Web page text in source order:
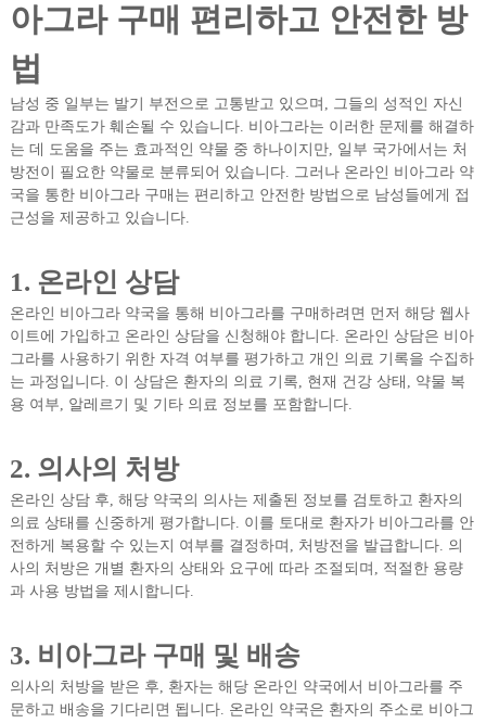
아그라 구매 편리하고 안전한 방
법
남성 중 일부는 발기 부전으로 고통받고 있으며, 그들의 성적인 자신
감과 만족도가 훼손될 수 있습니다. 비아그라는 이러한 문제를 해결하
는 데 도움을 주는 효과적인 약물 중 하나이지만, 일부 국가에서는 처
방전이 필요한 약물로 분류되어 있습니다. 그러나 온라인 비아그라 약
국을 통한 비아그라 구매는 편리하고 안전한 방법으로 남성들에게 접
근성을 제공하고 있습니다.
1. 온라인 상담
온라인 비아그라 약국을 통해 비아그라를 구매하려면 먼저 해당 웹사
이트에 가입하고 온라인 상담을 신청해야 합니다. 온라인 상담은 비아
그라를 사용하기 위한 자격 여부를 평가하고 개인 의료 기록을 수집하
는 과정입니다. 이 상담은 환자의 의료 기록, 현재 건강 상태, 약물 복
용 여부, 알레르기 및 기타 의료 정보를 포함합니다.
2. 의사의 처방
온라인 상담 후, 해당 약국의 의사는 제출된 정보를 검토하고 환자의
의료 상태를 신중하게 평가합니다. 이를 토대로 환자가 비아그라를 안
전하게 복용할 수 있는지 여부를 결정하며, 처방전을 발급합니다. 의
사의 처방은 개별 환자의 상태와 요구에 따라 조절되며, 적절한 용량
과 사용 방법을 제시합니다.
3. 비아그라 구매 및 배송
의사의 처방을 받은 후, 환자는 해당 온라인 약국에서 비아그라를 주
문하고 배송을 기다리면 됩니다. 온라인 약국은 환자의 주소로 비아그